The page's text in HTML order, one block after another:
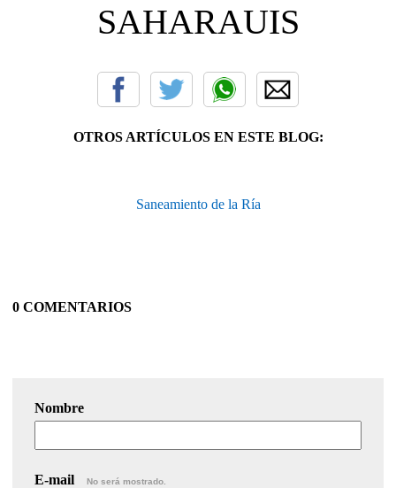
SAHARAUIS
OTROS ARTÍCULOS EN ESTE BLOG:
Saneamiento de la Ría
0 COMENTARIOS
Nombre
E-mail No será mostrado.